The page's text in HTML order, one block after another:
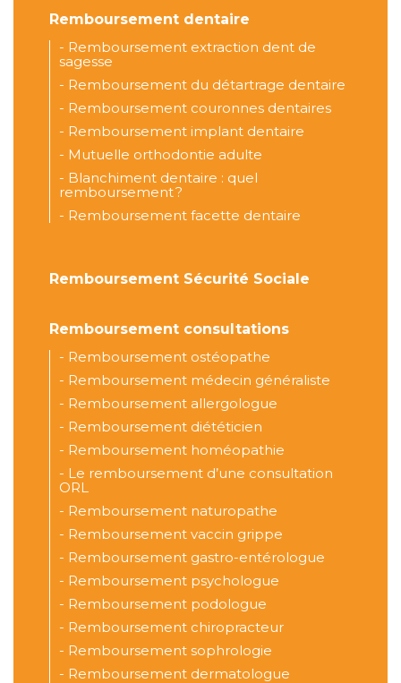
Remboursement dentaire
- Remboursement extraction dent de
sagesse
- Remboursement du détartrage dentaire
- Remboursement couronnes dentaires
- Remboursement implant dentaire
- Mutuelle orthodontie adulte
- Blanchiment dentaire : quel
remboursement ?
- Remboursement facette dentaire
Remboursement Sécurité Sociale
Remboursement consultations
- Remboursement ostéopathe
- Remboursement médecin généraliste
- Remboursement allergologue
- Remboursement diététicien
- Remboursement homéopathie
- Le remboursement d’une consultation
ORL
- Remboursement naturopathe
- Remboursement vaccin grippe
- Remboursement gastro-entérologue
- Remboursement psychologue
- Remboursement podologue
- Remboursement chiropracteur
- Remboursement sophrologie
- Remboursement dermatologue